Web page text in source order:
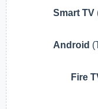
Smart TV
Android
Fire